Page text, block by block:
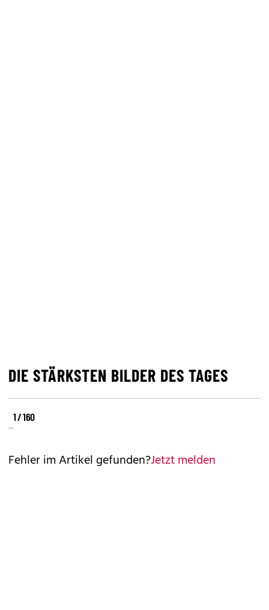
DIE STÄRKSTEN BILDER DES TAGES
1 / 160
©
REUTERS
©
REUTERS
©
REUTERS
Fehler im Artikel gefunden?Jetzt melden